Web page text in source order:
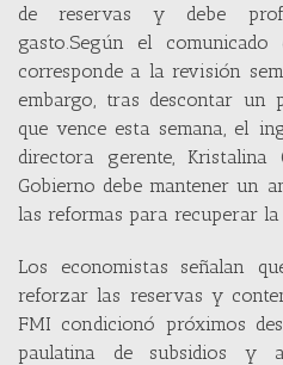
de reservas y debe
gasto.Según el
corresponde a la revisión
embargo, tras descontar un
que vence esta semana, el
directora gerente, Kristalina
Gobierno debe mantener un
las reformas para recuperar
Los economistas señalan
reforzar las reservas y
FMI condicionó próximos
paulatina de subsidios y